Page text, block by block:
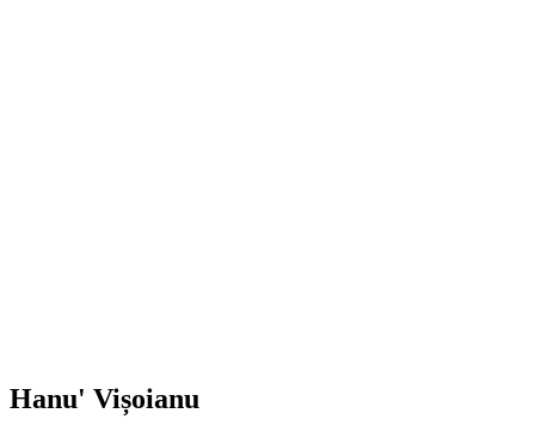
Hanu' Vișoianu